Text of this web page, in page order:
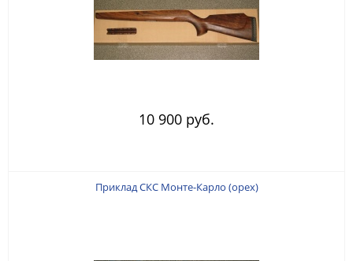
10 900 руб.
Приклад СКС Монте-Карло (орех)